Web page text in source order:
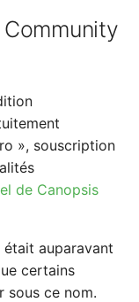
», souscription
de Canopsis
auparavant
certains
sous ce nom.